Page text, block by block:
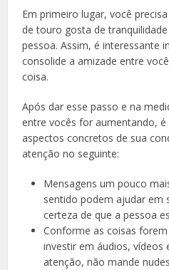
Em primeiro lugar, você
de touro gosta de
pessoa. Assim, é interessante
consolide a amizade entre
coisa.
Após dar esse passo e na
entre vocês for aumentando,
aspectos concretos de sua
atenção no seguinte:
Mensagens um pouco
sentido podem ajudar em
certeza de que a pessoa
Conforme as coisas
investir em áudios, vídeos
atenção, não mande